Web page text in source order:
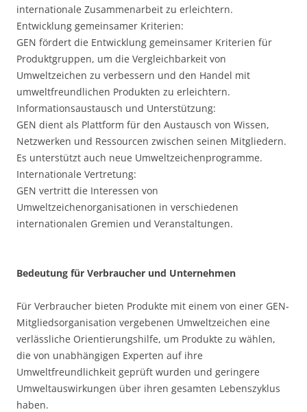
internationale Zusammenarbeit zu erleichtern.
Entwicklung gemeinsamer Kriterien:
GEN fördert die Entwicklung gemeinsamer Kriterien für
Produktgruppen, um die Vergleichbarkeit von
Umweltzeichen zu verbessern und den Handel mit
umweltfreundlichen Produkten zu erleichtern.
Informationsaustausch und Unterstützung:
GEN dient als Plattform für den Austausch von Wissen,
Netzwerken und Ressourcen zwischen seinen Mitgliedern.
Es unterstützt auch neue Umweltzeichenprogramme.
Internationale Vertretung:
GEN vertritt die Interessen von
Umweltzeichenorganisationen in verschiedenen
internationalen Gremien und Veranstaltungen.
Bedeutung für Verbraucher und Unternehmen
Für Verbraucher bieten Produkte mit einem von einer GEN-
Mitgliedsorganisation vergebenen Umweltzeichen eine
verlässliche Orientierungshilfe, um Produkte zu wählen,
die von unabhängigen Experten auf ihre
Umweltfreundlichkeit geprüft wurden und geringere
Umweltauswirkungen über ihren gesamten Lebenszyklus
haben.